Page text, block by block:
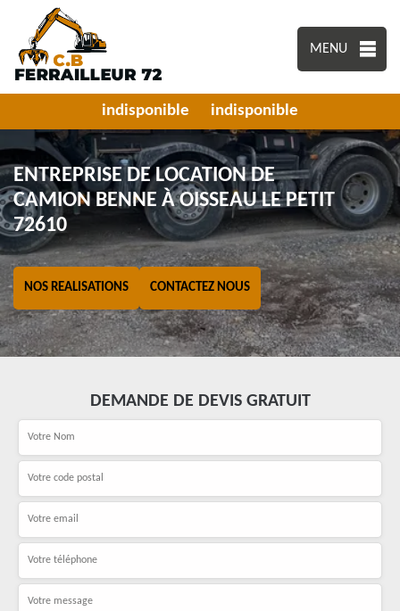
MENU
indisponible indisponible
ENTREPRISE DE LOCATION DE
CAMION BENNE À OISSEAU LE PETIT
72610
NOS REALISATIONS CONTACTEZ NOUS
DEMANDE DE DEVIS GRATUIT